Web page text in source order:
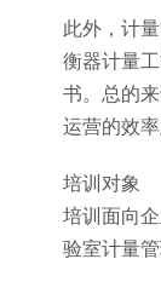
此外，计
衡器计量
书。总的
运营的效率
培训对象
培训面向
验室计量